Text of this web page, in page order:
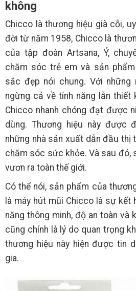
không
Chicco là thương hiệu già cỗi,
đời từ năm 1958, Chicco là
của tập đoàn Artsana, Ý,
chăm sóc trẻ em và sản
sắc đẹp nói chung. Với
ngừng cả về tính năng lẫn thiết
Chicco nhanh chóng đạt được
dùng. Thương hiệu này được
những nhà sản xuất dẫn đầu thị
chăm sóc sức khỏe. Và sau đó,
vươn ra toàn thế giới.
Có thể nói, sản phẩm của
là máy hút mũi Chicco là sự kết
năng thông minh, độ an toàn và
cũng chính là lý do quan trọng
thương hiệu này hiện được tin
gia.